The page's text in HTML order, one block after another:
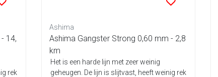
14,
rek
Ashima
Ashima Gangster Strong 0,60 mm - 2,8
km
Het is een harde lijn met zeer weinig
geheugen. De lijn is slijtvast, heeft weinig rek